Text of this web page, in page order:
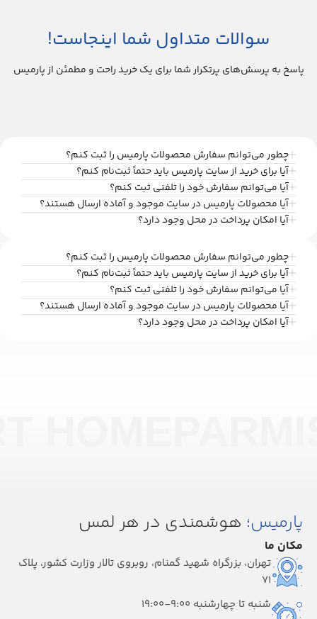
سوالات متداول شما اینجاست!
پاسخ به پرسش‌های پرتکرار شما برای یک خرید راحت و مطمئن از پارمیس
چطور می‌توانم سفارش محصولات پارمیس را ثبت کنم؟
آیا برای خرید از سایت پارمیس باید حتماً ثبت‌نام کنم؟
آیا می‌توانم سفارش خود را تلفنی ثبت کنم؟
آیا محصولات پارمیس در سایت موجود و آماده ارسال هستند؟
آیا امکان پرداخت در محل وجود دارد؟
چطور می‌توانم سفارش محصولات پارمیس را ثبت کنم؟
آیا برای خرید از سایت پارمیس باید حتماً ثبت‌نام کنم؟
آیا می‌توانم سفارش خود را تلفنی ثبت کنم؟
آیا محصولات پارمیس در سایت موجود و آماده ارسال هستند؟
آیا امکان پرداخت در محل وجود دارد؟
پارمیس؛ هوشمندی در هر لمس
مکان ما
تهران، بزرگراه شهید گمنام، روبروی تالار وزارت کشور، پلاک
۷۱
شنبه تا چهارشنبه 9:00-19:00